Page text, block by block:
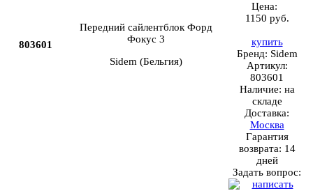
803601
Передний сайлентблок Форд
Фокус 3
Sidem (Бельгия)
Цена:
1150 руб.
купить
Бренд: Sidem
Артикул:
803601
Наличие: на
складе
Доставка:
Москва
Гарантия
возврата: 14
дней
Задать вопрос: